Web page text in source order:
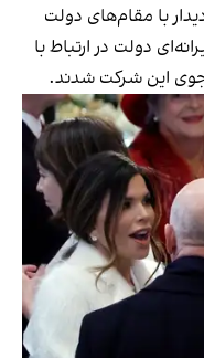
با مقام‌های دولت
دولت در ارتباط با
این شرکت شدند.